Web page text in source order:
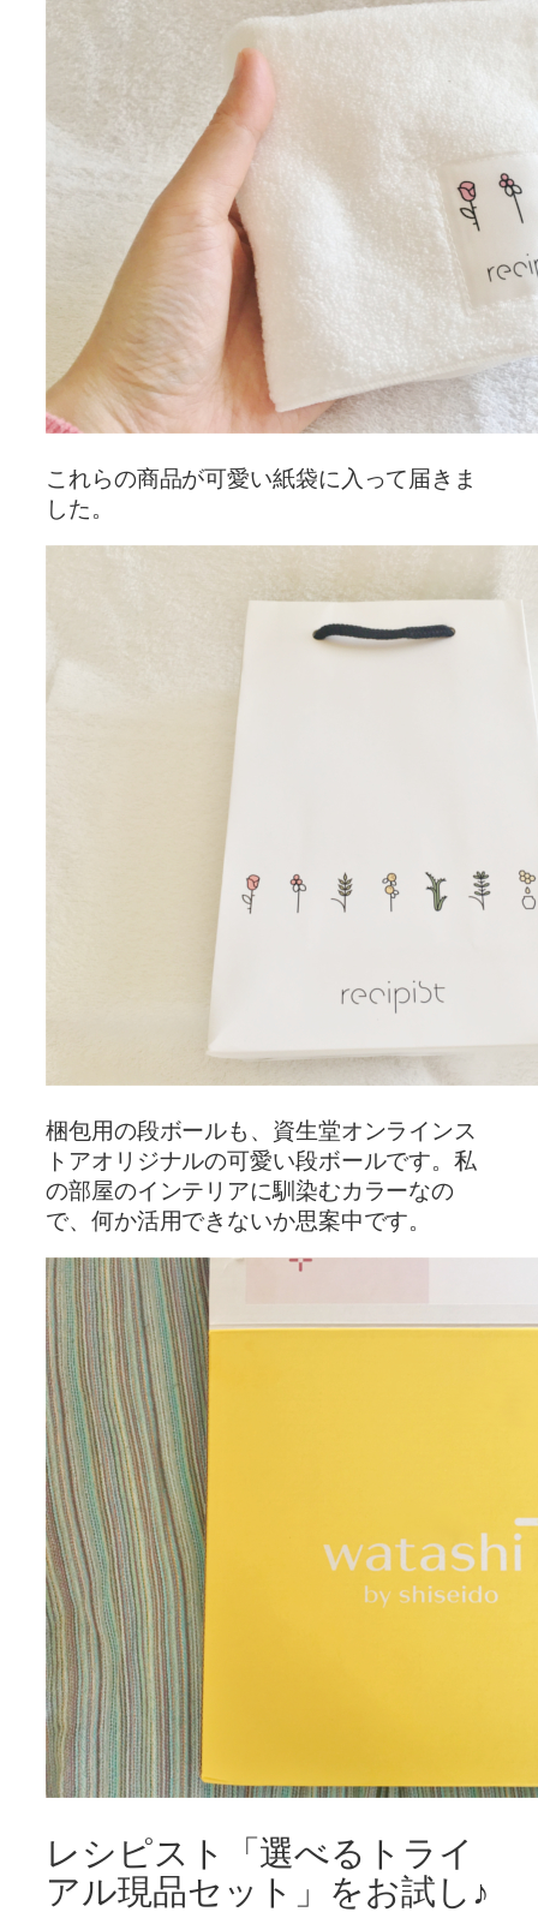
これらの商品が可愛い紙袋に入って届きま
した。
梱包用の段ボールも、資生堂オンラインス
トアオリジナルの可愛い段ボールです。私
の部屋のインテリアに馴染むカラーなの
で、何か活用できないか思案中です。
レシピスト「選べるトライ
アル現品セット」をお試し♪